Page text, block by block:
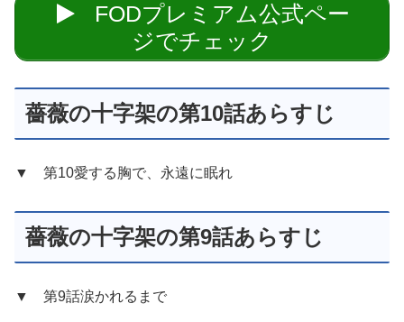
FODプレミアム公式ペー
ジでチェック
薔薇の十字架の第10話あらすじ
▼ 第10愛する胸で、永遠に眠れ
薔薇の十字架の第9話あらすじ
▼ 第9話涙かれるまで